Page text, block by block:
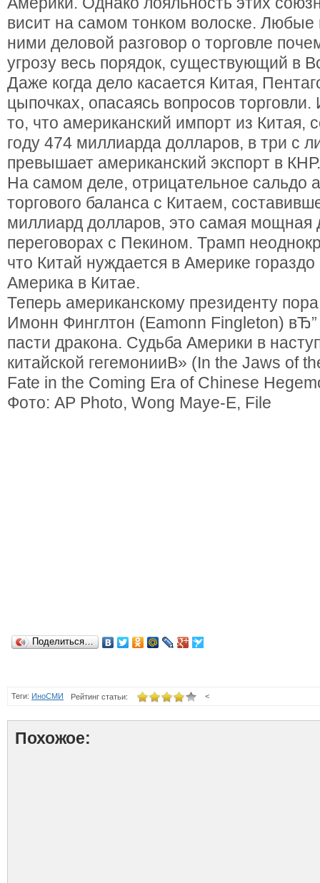
висит на самом тонком волоске. Любые
ними деловой разговор о торговле
угрозу весь порядок, существующий в
Даже когда дело касается Китая,
цыпочках, опасаясь вопросов
то, что американский импорт из Китая,
году 474 миллиарда долларов, в три с
превышает американский экспорт в КНР.
На самом деле, отрицательное сальдо
торгового баланса с Китаем,
миллиард долларов, это самая мощная
переговорах с Пекином. Трамп
что Китай нуждается в Америке
Америка в Китае.
Теперь американскому президенту
Имонн Финглтон (Eamonn Fingleton) вЂ”
пасти дракона. Судьба Америки в
китайской гегемонииВ» (In the Jaws of
Fate in the Coming Era of Chinese
Фото: AP Photo, Wong Maye-E, File
Поделиться…
Теги: ИноСМИ <
Рейтинг статьи:
Похожое: